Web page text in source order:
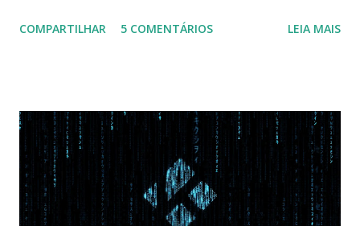
Na inicialização aperte F2 para acessar a BIOS e então faça
com Win, deixe essa opção no Auto ) Set AHCI Mode ->
Disabled USB S3 Wake-up -> Enabled Boot: Secure Boot ->
Disabled OS Mode Selection -> UEFI and CSM OS (Essa
opção garante boot com Win e Linux) Boot > Boot Priority
Order USB HDD: SATA CD: SATA HDD: Essa ordem de boot
COMPARTILHAR 5 COMENTÁRIOS LEIA MAIS